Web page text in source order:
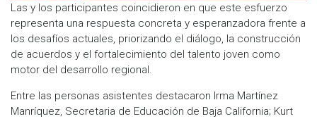
Las y los participantes coincidieron en que este esfuerzo
representa una respuesta concreta y esperanzadora frente a
los desafíos actuales, priorizando el diálogo, la construcción
de acuerdos y el fortalecimiento del talento joven como
motor del desarrollo regional.
Entre las personas asistentes destacaron Irma Martínez
Manríquez, Secretaria de Educación de Baja California; Kurt